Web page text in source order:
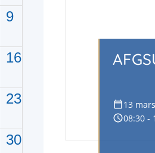
9
16
23
30
13
08:30 -